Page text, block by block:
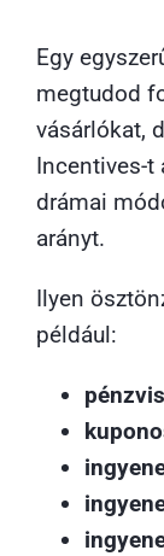
Egy
megtudod
vásárlókat,
Incentives-t
drámai
arányt.
Ilyen
például: